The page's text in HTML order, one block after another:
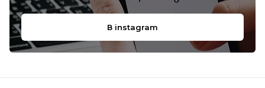
В instagram